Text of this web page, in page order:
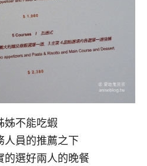
姊不能吃蝦
人員的推薦之下
的選好兩人的晚餐